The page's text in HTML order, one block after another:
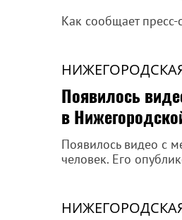
Как сообщает
Появилось
в
Появилось видео с
человек. Его